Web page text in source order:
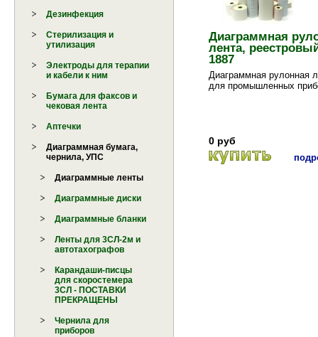
Дезинфекция
Стерилизация и
утилизация
Электроды для терапии
и кабели к ним
Бумага для факсов и
чековая лента
Аптечки
Диаграммная бумага,
чернила, УПС
Диаграммные ленты
Диаграммные диски
Диаграммные бланки
Ленты для 3СЛ-2м и
автотахографов
Карандаши-писцы
для скоростемера
3СЛ - ПОСТАВКИ
ПРЕКРАЩЕНЫ
Чернила для
приборов
Диаграммная
лента,
1887
Диаграммная рулонная
для промышленных
0 руб